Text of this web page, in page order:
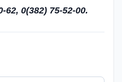
62, 0(382) 75-52-00.